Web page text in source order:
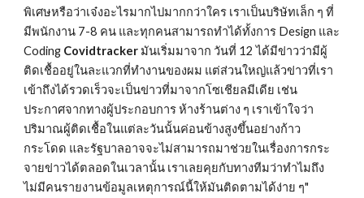
พิเศษหรือว่าเจ๋งอะไรมากไปมากกว่าใคร เราเป็นบริษัทเล็ก ๆ ที่
มีพนักงาน 7-8 คน และทุกคนสามารถทำได้ทั้งการ Design และ
Coding Covidtracker มันเริ่มมาจาก วันที่ 12 ได้มีข่าวว่ามีผู้
ติดเชื้ออยู่ในละแวกที่ทำงานของผม แต่ส่วนใหญ่แล้วข่าวที่เรา
เข้าถึงได้รวดเร็วจะเป็นข่าวที่มาจากโซเชียลมีเดีย เช่น
ประกาศจากทางผู้ประกอบการ ห้างร้านต่าง ๆ เราเข้าใจว่า
ปริมาณผู้ติดเชื้อในแต่ละวันนั้นค่อนข้างสูงขึ้นอย่างก้าว
กระโดด และรัฐบาลอาจจะไม่สามารถมาช่วยในเรื่องการกระ
จายข่าวได้ตลอดในเวลานั้น เราเลยคุยกับทางทีมว่าทำไมถึง
ไม่มีคนรายงานข้อมูลเหตุการณ์นี้ให้มันติดตามได้ง่าย ๆ"